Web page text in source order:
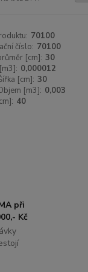
70100
číslo: 70100
[cm]: 30
0,000012
[cm]: 30
[m3]: 0,003
40
při
Kč